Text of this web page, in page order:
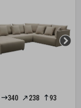
340 238
93